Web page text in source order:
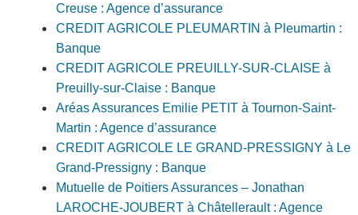
Creuse : Agence d’assurance
CREDIT AGRICOLE PLEUMARTIN à Pleumartin :
Banque
CREDIT AGRICOLE PREUILLY-SUR-CLAISE à
Preuilly-sur-Claise : Banque
Aréas Assurances Emilie PETIT à Tournon-Saint-
Martin : Agence d’assurance
CREDIT AGRICOLE LE GRAND-PRESSIGNY à Le
Grand-Pressigny : Banque
Mutuelle de Poitiers Assurances – Jonathan
LAROCHE-JOUBERT à Châtellerault : Agence